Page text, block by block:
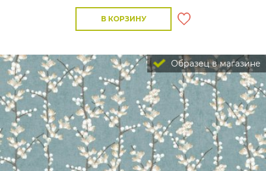
В КОРЗИНУ
Образец в магазине